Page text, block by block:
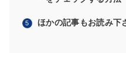
ほかの記事もお読み下